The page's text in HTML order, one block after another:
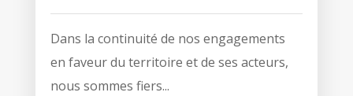
Dans la continuité de nos engagements
en faveur du territoire et de ses acteurs,
nous sommes fiers...